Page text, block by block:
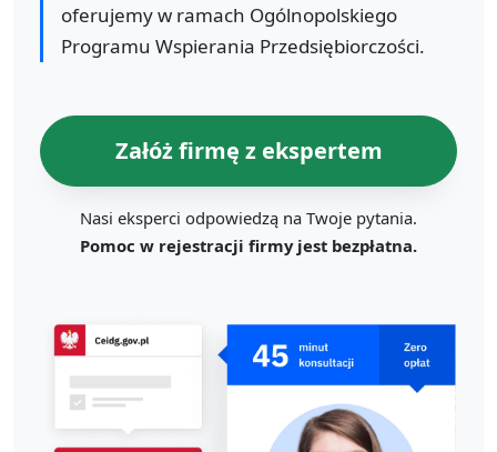
oferujemy w ramach Ogólnopolskiego
Programu Wspierania Przedsiębiorczości.
Załóż firmę z ekspertem
Nasi eksperci odpowiedzą na Twoje pytania.
Pomoc w rejestracji firmy jest bezpłatna.